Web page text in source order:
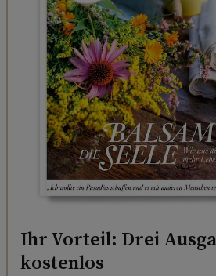
Ihr Vorteil: Drei
kostenlos